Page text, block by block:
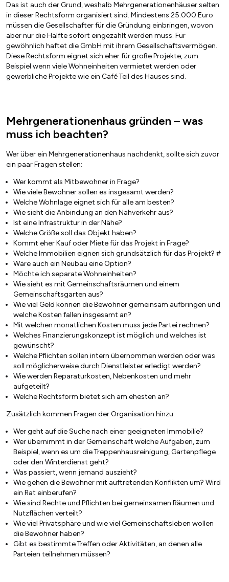
Das ist auch der Grund, weshalb Mehrgenerationenhäuser selten
in dieser Rechtsform organisiert sind. Mindestens 25.000 Euro
müssen die Gesellschafter für die Gründung einbringen, wovon
aber nur die Hälfte sofort eingezahlt werden muss. Für
gewöhnlich haftet die GmbH mit ihrem Gesellschaftsvermögen.
Diese Rechtsform eignet sich eher für große Projekte, zum
Beispiel wenn viele Wohneinheiten vermietet werden oder
gewerbliche Projekte wie ein Café Teil des Hauses sind.
Mehrgenerationenhaus gründen – was
muss ich beachten?
Wer über ein Mehrgenerationenhaus nachdenkt, sollte sich zuvor
ein paar Fragen stellen:
Wer kommt als Mitbewohner in Frage?
Wie viele Bewohner sollen es insgesamt werden?
Welche Wohnlage eignet sich für alle am besten?
Wie sieht die Anbindung an den Nahverkehr aus?
Ist eine Infrastruktur in der Nähe?
Welche Größe soll das Objekt haben?
Kommt eher Kauf oder Miete für das Projekt in Frage?
Welche Immobilien eignen sich grundsätzlich für das Projekt? #
Wäre auch ein Neubau eine Option?
Möchte ich separate Wohneinheiten?
Wie sieht es mit Gemeinschaftsräumen und einem
Gemeinschaftsgarten aus?
Wie viel Geld können die Bewohner gemeinsam aufbringen und
welche Kosten fallen insgesamt an?
Mit welchen monatlichen Kosten muss jede Partei rechnen?
Welches Finanzierungskonzept ist möglich und welches ist
gewünscht?
Welche Pflichten sollen intern übernommen werden oder was
soll möglicherweise durch Dienstleister erledigt werden?
Wie werden Reparaturkosten, Nebenkosten und mehr
aufgeteilt?
Welche Rechtsform bietet sich am ehesten an?
Zusätzlich kommen Fragen der Organisation hinzu:
Wer geht auf die Suche nach einer geeigneten Immobilie?
Wer übernimmt in der Gemeinschaft welche Aufgaben, zum
Beispiel, wenn es um die Treppenhausreinigung, Gartenpflege
oder den Winterdienst geht?
Was passiert, wenn jemand auszieht?
Wie gehen die Bewohner mit auftretenden Konflikten um? Wird
ein Rat einberufen?
Wie sind Rechte und Pflichten bei gemeinsamen Räumen und
Nutzflächen verteilt?
Wie viel Privatsphäre und wie viel Gemeinschaftsleben wollen
die Bewohner haben?
Gibt es bestimmte Treffen oder Aktivitäten, an denen alle
Parteien teilnehmen müssen?